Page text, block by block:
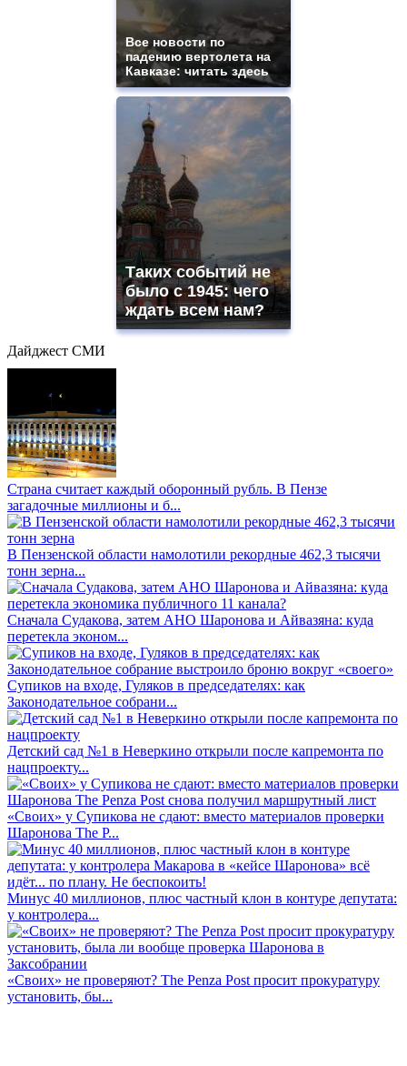
Все новости по
падению вертолета на
Кавказе: читать здесь
Таких событий не
было с 1945: чего
ждать всем нам?
Дайджест СМИ
Страна считает каждый оборонный рубль. В Пензе
загадочные миллионы и б...
В Пензенской области намолотили рекордные 462,3 тысячи
тонн зерна...
Сначала Судакова, затем АНО Шаронова и Айвазяна: куда
перетекла эконом...
Супиков на входе, Гуляков в председателях: как
Законодательное собрани...
Детский сад №1 в Неверкино открыли после капремонта по
нацпроекту...
«Своих» у Супикова не сдают: вместо материалов проверки
Шаронова The P...
Минус 40 миллионов, плюс частный клон в контуре депутата:
у контролера...
«Своих» не проверяют? The Penza Post просит прокуратуру
установить, бы...